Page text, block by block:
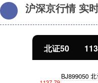
沪深京行情 实
北证50